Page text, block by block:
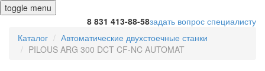
toggle menu
8 831 413-88-58задать вопрос специалисту
Каталог
Автоматические двухстоечные станки
PILOUS ARG 300 DCT CF-NC AUTOMAT